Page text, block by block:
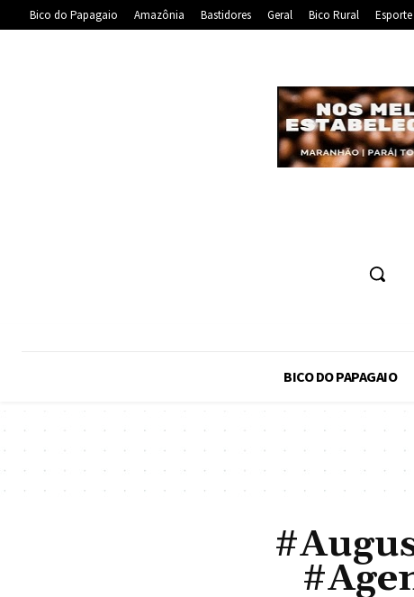
Bico do Papagaio Amazônia Bastidores Geral Bico Rural Esporte
BICO DO PAPAGAIO